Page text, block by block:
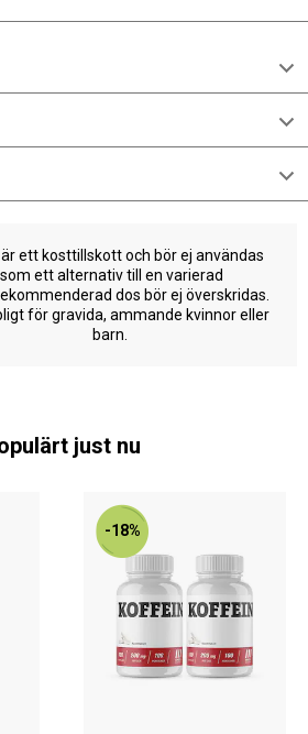
ett kosttillskott och bör ej användas
som ett alternativ till en varierad
dos bör ej överskridas.
för gravida, ammande kvinnor eller
barn.
just nu
-18%